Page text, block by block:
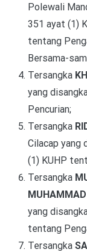
Polewali
351 ayat (1)
tentang
Bersama-
Tersangka
yang
Pencurian;
Tersangka
Cilacap yang
(1) KUHP
Tersangka
yang
tentang
Tersangka